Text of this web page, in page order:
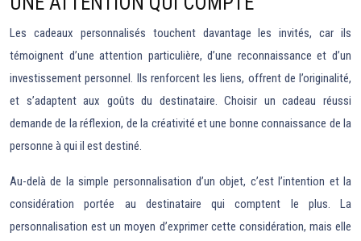
Les cadeaux personnalisés touchent davantage les invités, car ils
témoignent d’une attention particulière, d’une reconnaissance et d’un
investissement personnel. Ils renforcent les liens, offrent de l’originalité,
et s’adaptent aux goûts du destinataire. Choisir un cadeau réussi
demande de la réflexion, de la créativité et une bonne connaissance de la
personne à qui il est destiné.
Au-delà de la simple personnalisation d’un objet, c’est l’intention et la
considération portée au destinataire qui comptent le plus. La
personnalisation est un moyen d’exprimer cette considération, mais elle